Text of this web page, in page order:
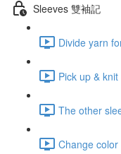
Sleeves 雙袖記
Divide yarn
Pick up &
The other
Change